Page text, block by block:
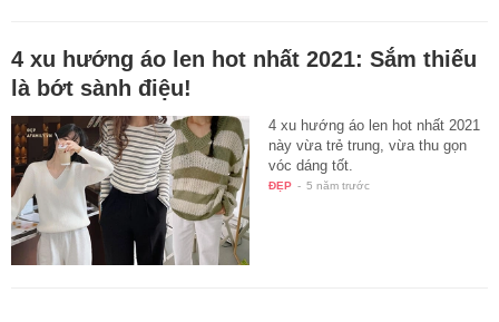
4 xu hướng áo len hot nhất 2021: Sắm thiếu
là bớt sành điệu!
4 xu hướng áo len hot nhất 2021
này vừa trẻ trung, vừa thu gọn
vóc dáng tốt.
ĐẸP - 5 năm trước